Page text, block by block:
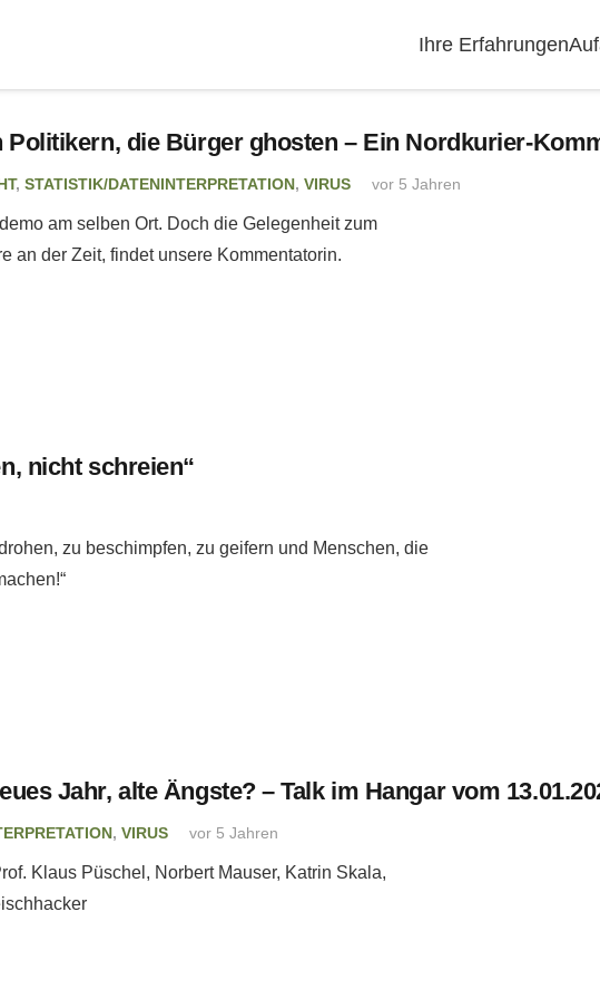
Ihre Erfahrungen
Politikern, die Bürger ghosten – Ein Nordkurier-
, STATISTIK/DATENINTERPRETATION, VIRUS vor 5 Jahren
am selben Ort. Doch die Gelegenheit zum
an der Zeit, findet unsere Kommentatorin.
nicht schreien“
zu beschimpfen, zu geifern und Menschen, die
Jahr, alte Ängste? – Talk im Hangar vom
, VIRUS vor 5 Jahren
Klaus Püschel, Norbert Mauser, Katrin Skala,